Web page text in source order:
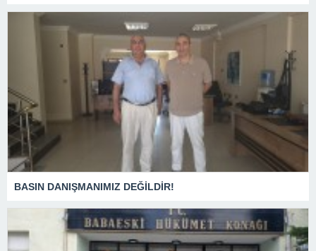
BASIN DANIŞMANIMIZ DEĞİLDİR!